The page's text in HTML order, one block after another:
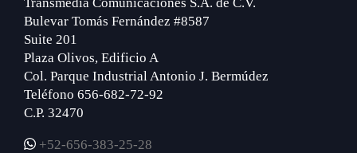
Bulevar Tomás Fernández #8587
Suite 201
Plaza Olivos, Edificio A
Col. Parque Industrial Antonio J. Bermúdez
Teléfono 656-682-72-92
C.P. 32470
+52-656-383-25-28